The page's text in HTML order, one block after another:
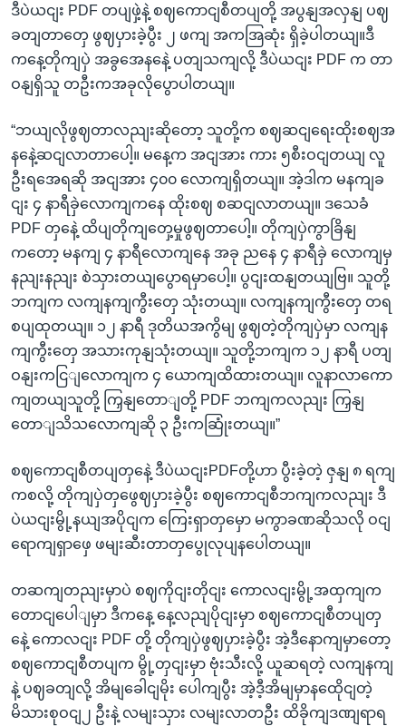
ဒီပဲယငျး PDF တပျဖှဲ့နဲ့ စဈကောငျစီတပျတို့ အပွနျအလှနျ ပဈ
ခတျတာတှေ ဖွဈပှားခဲ့ပွီး ၂ ဖကျ အကအြဆုံး ရှိခဲ့ပါတယျ။ဒီ
ကနေ့တိုကျပှဲ အခွအေနနေဲ့ ပတျသကျလို့ ဒီပဲယငျး PDF က တာ
ဝနျရှိသူ တဦးကအခုလိုပွောပါတယျ။
“ဘယျလိုဖွဈတာလညျးဆိုတော့ သူတို့က စဈဆငျရေးထိုးစဈအ
နနေဲ့ဆငျလာတာပေါ့။ မနေ့က အငျအား ကား ၅စီးဝငျတယျ လူ
ဦးရအေရဆို အငျအား ၄၀၀ လောကျရှိတယျ။ အဲ့ဒါက မနကျခ
ငျး ၄ နာရီခှဲလောကျကနေ ထိုးစဈ စဆငျလာတယျ။ ဒသေခံ
PDF တှနေဲ့ ထိပျတိုကျတှေ့မှုဖွဈတာပေါ့။ တိုကျပှဲကွာခြိနျ
ကတော့ မနကျ ၄ နာရီလောကျနေ အခု ညနေ ၄ နာရီခှဲ လောကျမှ
နညျးနညျး စဲသှားတယျပွောရမှာပေါ့။ ပွငျးထနျတယျဗြ။ သူတို့
ဘကျက လကျနကျကွီးတှေ သုံးတယျ။ လကျနကျကွီးတှေ တရ
စပျထုတယျ။ ၁၂ နာရီ ဒုတိယအကွိမျ ဖွဈတဲ့တိုကျပှဲမှာ လကျန
ကျကွီးတှေ အသားကုနျသုံးတယျ။ သူတို့ဘကျက ၁၂ နာရီ ပတျ
ဝနျးကငြျလောကျက ၄ ယောကျထိထားတယျ။ လူနာလာကော
ကျတယျသူတို့ ကြှနျတောျတို့ PDF ဘကျကလညျး ကြှနျ
တောျသိသလောကျဆို ၃ ဦးကဆြုံးတယျ။”
စဈကောငျစီတပျတှနေဲ့ ဒီပဲယငျးPDFတို့ဟာ ပွီးခဲ့တဲ့ ဇှနျ ၈ ရကျ
ကစလို့ တိုကျပှဲတှဖွေဈပှားခဲ့ပွီး စဈကောငျစီဘကျကလညျး ဒီ
ပဲယငျးမွို့နယျအပိုငျက ကြေးရှာတှမှော မကွာခဏဆိုသလို ဝငျ
ရောကျရှာဖှေ ဖမျးဆီးတာတှပွေုလုပျနပေါတယျ။
တဆကျတညျးမှာပဲ စဈကိုငျးတိုငျး ကောလငျးမွို့အထှကျက
တောငျပေါျမှာ ဒီကနေ့ နေ့လညျပိုငျးမှာ စဈကောငျစီတပျတှ
နေဲ့ ကောလငျး PDF တို့ တိုကျပှဲဖွဈပှားခဲ့ပွီး အဲ့ဒီနောကျမှာတော့
စဈကောငျစီတပျက မွို့တှငျးမှာ ဗုံးသီးလို့ ယူဆရတဲ့ လကျနကျ
နဲ့ ပဈခတျလို့ အိမျခေါငျမိုး ပေါကျပွီး အဲ့ဒီ့အိမျမှာနထေိုငျတဲ့
မိသားစုဝငျ၂ ဦးနဲ့ လမျးသှား လမျးလာတဦး ထိခိုကျဒဏျရာရ